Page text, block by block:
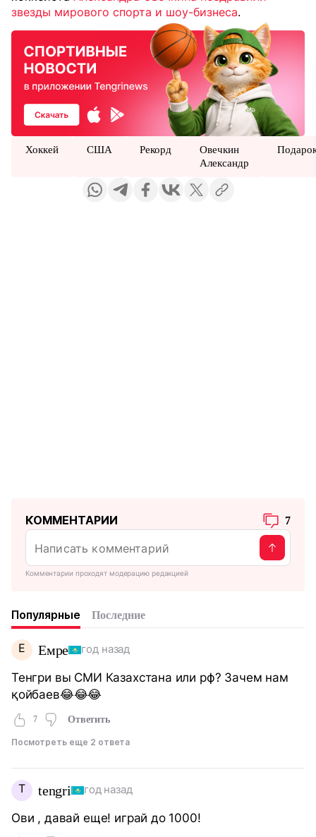
звезды мирового спорта и шоу-бизнеса.
Хоккей США Рекорд
Овечкин
Александр
КОММЕНТАРИИ 7
Комментарии проходят модерацию редакцией
Популярные Последние
Е Емре год назад
Тенгри вы СМИ Казахстана или рф? Зачем нам
қойбаев😂😂😂
7 Ответить
Посмотреть еще 2 ответа
T tengri год назад
Ови , давай еще! играй до 1000!